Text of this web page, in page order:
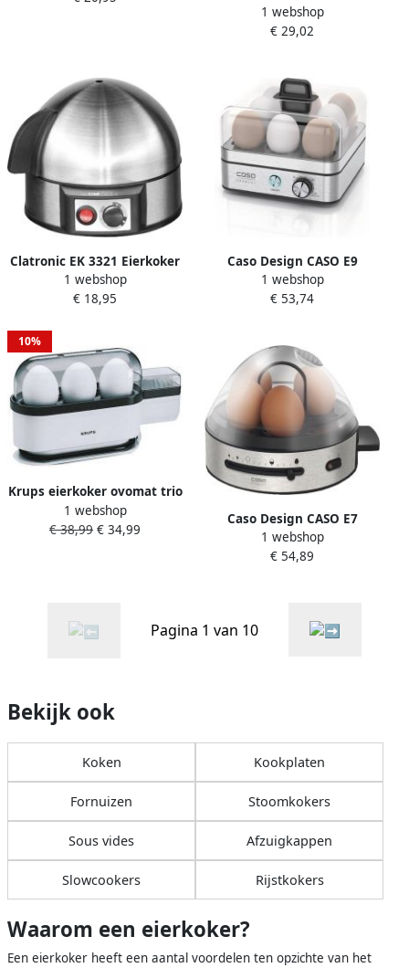
Maatbeker Aluminium
Zwart
1 webshop
€ 29,02
Clatronic EK 3321 Eierkoker
7 eieren
1 webshop
€ 18,95
Caso Design CASO E9
Elektronische Eierkoker – 8
Eieren – RVS Behuizing –
Accessoires
1 webshop
€ 53,74
10%
Krups eierkoker ovomat trio
f 234 70 eierkoker
1 webshop
€ 38,99 € 34,99
Caso Design CASO E7
Elektronische eierkoker
voor 7 eieren 13
1 webshop
€ 54,89
Pagina 1 van 10
Bekijk ook
Koken Kookplaten
Fornuizen Stoomkokers
Sous vides Afzuigkappen
Slowcookers Rijstkokers
Waarom een eierkoker?
Een eierkoker heeft een aantal voordelen ten opzichte van het